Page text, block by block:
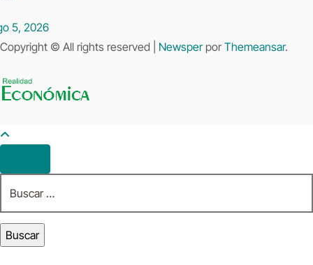
5, 2026
Copyright © All rights reserved
NewsperporThemeansar.